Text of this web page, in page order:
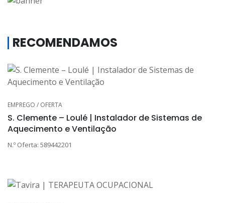
RECOMENDAMOS
EMPREGO / OFERTA
S. Clemente – Loulé | Instalador de Sistemas de
Aquecimento e Ventilação
N.º Oferta: 589442201